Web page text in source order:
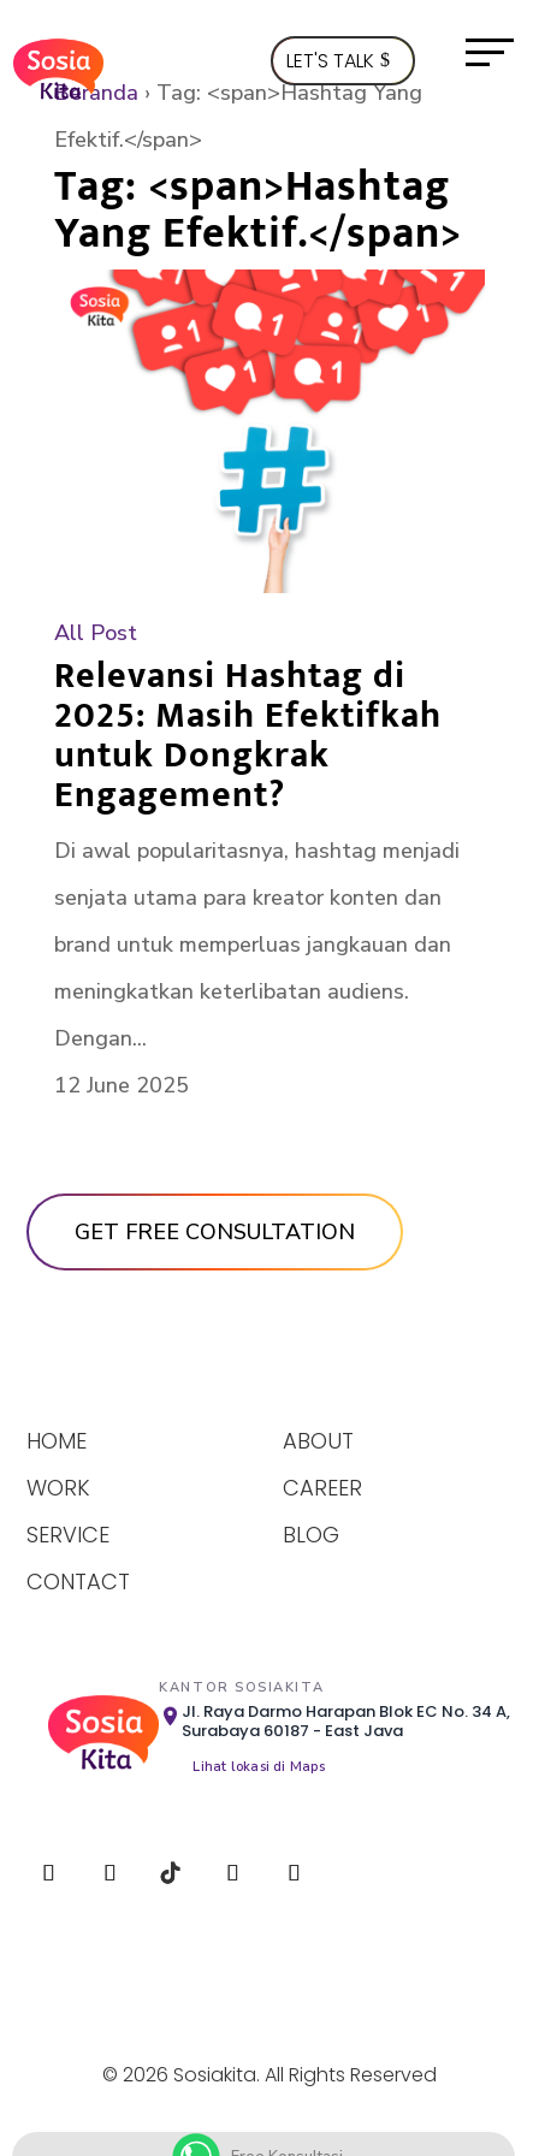
LET'S TALK
Beranda › Tag: <span>Hashtag Yang
Efektif.</span>
Tag: <span>Hashtag
Yang Efektif.</span>
All Post
Relevansi Hashtag di
2025: Masih Efektifkah
untuk Dongkrak
Engagement?
Di awal popularitasnya, hashtag menjadi
senjata utama para kreator konten dan
brand untuk memperluas jangkauan dan
meningkatkan keterlibatan audiens.
Dengan...
12 June 2025
HOME
WORK
SERVICE
CONTACT
ABOUT
CAREER
BLOG
KANTOR SOSIAKITA
Jl. Raya Darmo Harapan Blok EC No. 34 A,
Surabaya 60187 - East Java
Lihat lokasi di Maps
© 2026 Sosiakita. All Rights Reserved